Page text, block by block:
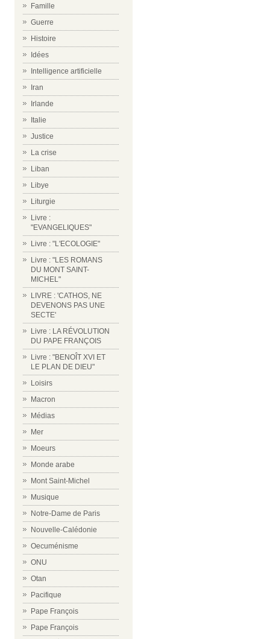
Famille
Guerre
Histoire
Idées
Intelligence artificielle
Iran
Irlande
Italie
Justice
La crise
Liban
Libye
Liturgie
Livre :
"EVANGELIQUES"
Livre : "L'ECOLOGIE"
Livre : "LES ROMANS
DU MONT SAINT-
MICHEL"
LIVRE : 'CATHOS, NE
DEVENONS PAS UNE
SECTE'
Livre : LA RÉVOLUTION
DU PAPE FRANÇOIS
Livre : "BENOÎT XVI ET
LE PLAN DE DIEU"
Loisirs
Macron
Médias
Mer
Moeurs
Monde arabe
Mont Saint-Michel
Musique
Notre-Dame de Paris
Nouvelle-Calédonie
Oecuménisme
ONU
Otan
Pacifique
Pape François
Pape François